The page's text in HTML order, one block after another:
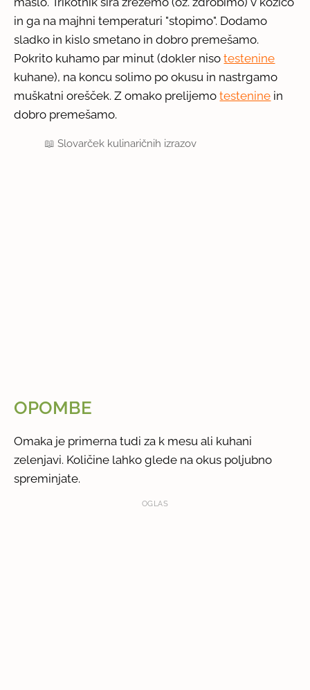
in ga na majhni temperaturi "stopimo". Dodamo
sladko in kislo smetano in dobro premešamo.
Pokrito kuhamo par minut (dokler nisotestenine
kuhane), na koncu solimo po okusu in nastrgamo
muškatni orešček. Z omako prelijemotestenine in
dobro premešamo.
📖Slovarček kulinaričnih izrazov
OPOMBE
Omaka je primerna tudi za k mesu ali kuhani
zelenjavi. Količine lahko glede na okus poljubno
spreminjate.
OGLAS